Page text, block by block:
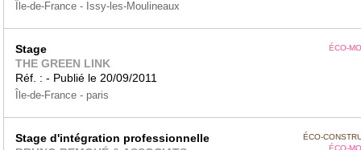
Île-de-France - Issy-les-Moulineaux
ÉCO-
Stage
THE GREEN LINK
Réf. : - Publié le 20/09/2011
Île-de-France - paris
ÉCO-
ÉCO-
Stage d'intégration professionnelle